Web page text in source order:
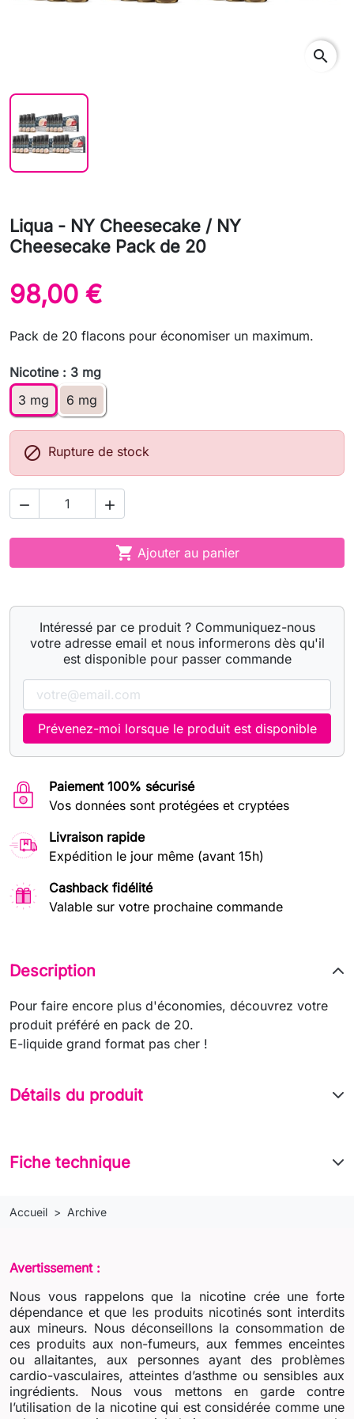
search
Liqua - NY Cheesecake / NY
Cheesecake Pack de 20
98,00 €
Pack de 20 flacons pour économiser un maximum.
Nicotine : 3 mg
3 mg
6 mg
 Rupture de stock
 
 Ajouter au panier
Intéressé par ce produit ? Communiquez-nous
votre adresse email et nous informerons dès qu'il
est disponible pour passer commande
Prévenez-moi lorsque le produit est disponible
Paiement 100% sécurisé
Vos données sont protégées et cryptées
Livraison rapide
Expédition le jour même (avant 15h)
Cashback fidélité
Valable sur votre prochaine commande
Description
Pour faire encore plus d'économies, découvrez votre
produit préféré en pack de 20.
E-liquide grand format pas cher !
Détails du produit
Fiche technique
Accueil Archive
Avertissement :
Nous vous rappelons que la nicotine crée une forte
dépendance et que les produits nicotinés sont interdits
aux mineurs. Nous déconseillons la consommation de
ces produits aux non-fumeurs, aux femmes enceintes
ou allaitantes, aux personnes ayant des problèmes
cardio-vasculaires, atteintes d’asthme ou sensibles aux
ingrédients. Nous vous mettons en garde contre
l’utilisation de la nicotine qui est considérée comme une